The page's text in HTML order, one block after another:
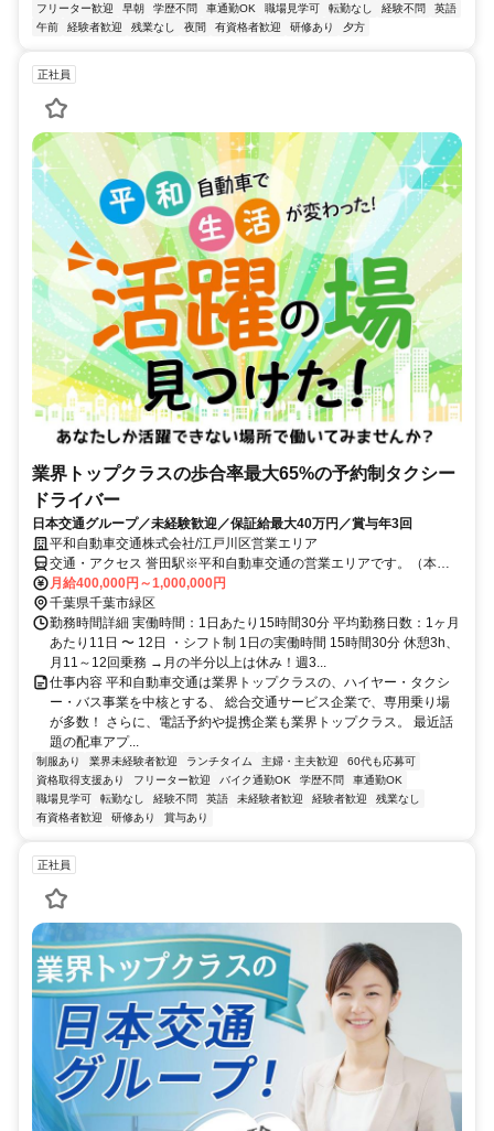
フリーター歓迎 早朝 学歴不問 車通勤OK 職場見学可 転勤なし 経験不問
英語
午前
経験者歓迎 残業なし 夜間 有資格者歓迎 研修あり 夕方
正社員
業界トップクラスの歩合率最大65%の予約制タクシー
ドライバー
日本交通グループ／未経験歓迎／保証給最大40万円／賞与年3回
平和自動車交通株式会社/江戸川区営業エリア
交通・アクセス 誉田駅※平和自動車交通の営業エリアです。（本社
住所:東京都江戸川区松江3-1-8）
月給400,000円～1,000,000円
千葉県千葉市緑区
勤務時間詳細 実働時間：1日あたり15時間30分 平均勤務日数：1ヶ月
あたり11日 〜 12日 ・シフト制 1日の実働時間 15時間30分 休憩3h、
月11～12回乗務 →月の半分以上は休み！週3...
仕事内容 平和自動車交通は業界トップクラスの、ハイヤー・タクシ
ー・バス事業を中核とする、 総合交通サービス企業で、専用乗り場
が多数！ さらに、電話予約や提携企業も業界トップクラス。 最近話
題の配車アプ...
制服あり 業界未経験者歓迎 ランチタイム 主婦・主夫歓迎
60代も応募可
資格取得支援あり
フリーター歓迎 バイク通勤OK 学歴不問
車通勤OK
職場見学可
転勤なし 経験不問 英語 未経験者歓迎 経験者歓迎
残業なし
有資格者歓迎
研修あり 賞与あり
正社員